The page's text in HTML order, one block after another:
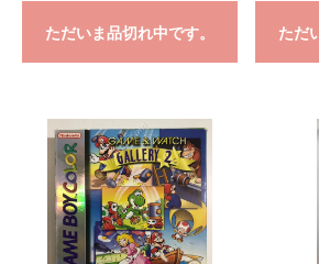
ただいま品切れ中です。 ただ